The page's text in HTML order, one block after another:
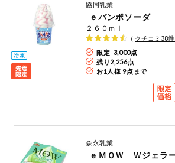
ポイントがも
らえる！
お弁当用商品
組合員さんの
リクエスト
協同乳業
ｅバンポソーダ
２６０ｍｌ
（ クチコミ38件
限定 3,000点
残り 2,256点
お1人様 9点まで
森永乳業